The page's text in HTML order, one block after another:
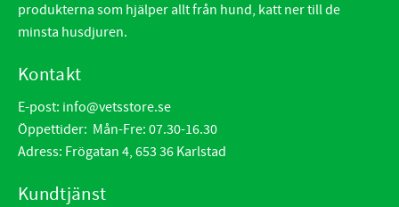
produkterna som hjälper allt från hund, katt ner till de
minsta husdjuren.
Kontakt
E-post: info@vetsstore.se
Öppettider: Mån-Fre: 07.30-16.30
Adress: Frögatan 4, 653 36 Karlstad
Kundtjänst